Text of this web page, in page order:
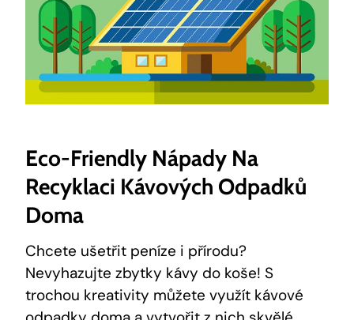
Eco-Friendly Nápady Na
Recyklaci Kávových Odpadků
Doma
Chcete ušetřit peníze i přírodu?
Nevyhazujte zbytky kávy do koše! S
trochou kreativity můžete využít kávové